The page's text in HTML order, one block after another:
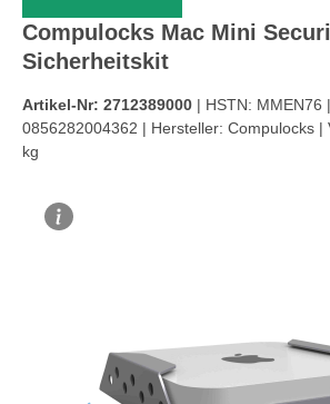
Compulocks Mac Mini
Sicherheitskit
Artikel-Nr: 2712389000 | HSTN: MMEN76 |
0856282004362 | Hersteller: Compulocks |
kg